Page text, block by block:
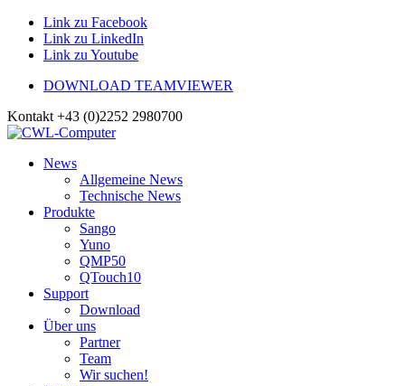
Link zu Facebook
Link zu LinkedIn
Link zu Youtube
DOWNLOAD TEAMVIEWER
Kontakt +43 (0)2252 2980700
News
Allgemeine News
Technische News
Produkte
Sango
Yuno
QMP50
QTouch10
Support
Download
Über uns
Partner
Team
Wir suchen!